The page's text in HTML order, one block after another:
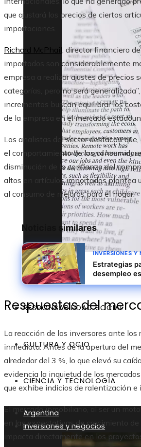
Las 10 empresas
RESPONSABILIDAD SOCIAL
CULTURA Y OCIO
CIENCIA Y TECNOLOGÍA
Argentina
Inversiones y negocios
que ajustará los precios de ciertos
importaciones.
Richard McPhail, director financiero
importados son considerablemente
empresa a realizar ajustes de precios
categorías, pero no será
incrementos buscan equilibrar los
de la empresa en el mercado
Los analistas del sector destacan
el comportamiento de los
disminución de la confianza del
altos en artículos importados plantea
al consumo de mejoras para el hogar.
Noticias similares
INVERSIONES Y
Estrategias
desempleo
Respuestas del
La reacción de los inversores ante
inmediata. Antes de la apertura del
alrededor del 3 %, lo que elevó su
evidencia la inquietud de los
que exhibe indicios de ralentización e
El mercado inmobiliario, al ser un
en las expectativas de crecimiento
impacta directamente en los